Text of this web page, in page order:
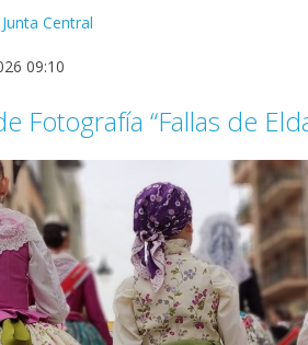
Central
09:10
Fotografía “Fallas de